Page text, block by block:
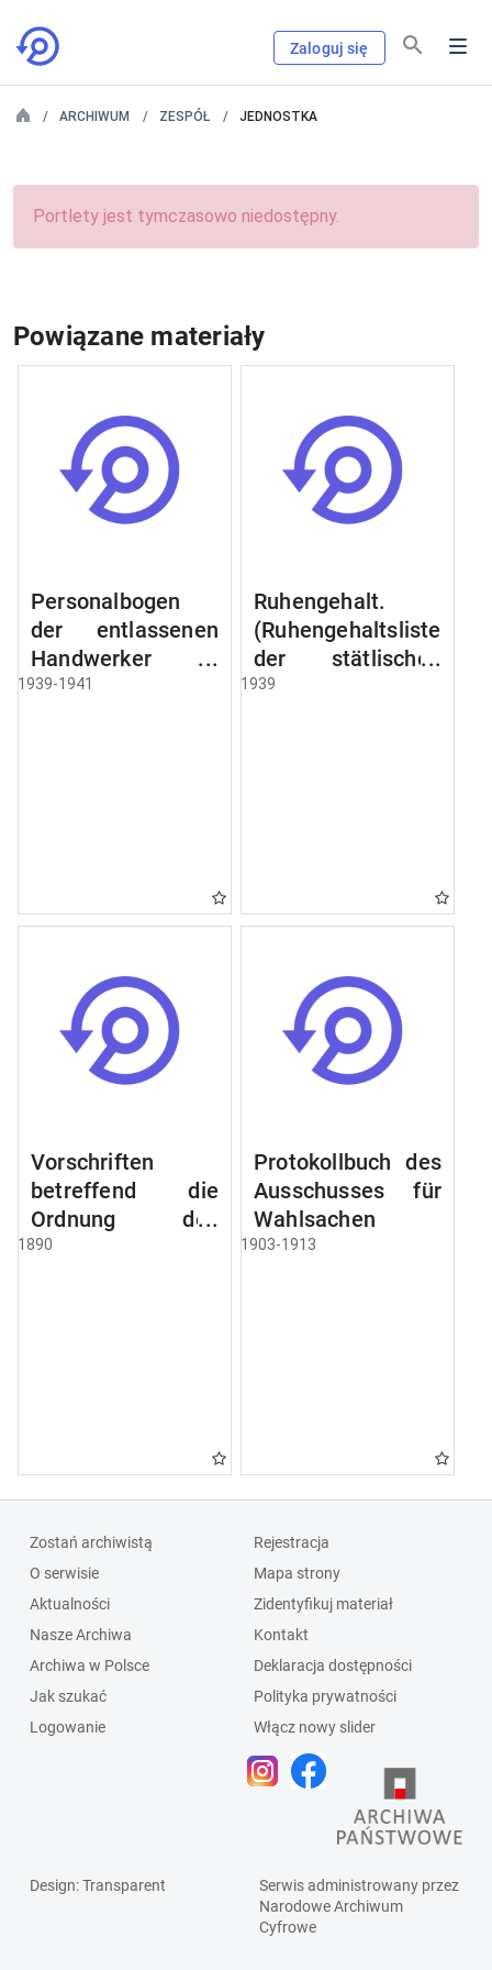
Zaloguj się
ARCHIWUM ZESPÓŁ JEDNOSTKA
Portlety jest tymczasowo niedostępny.
Powiązane materiały
Personalbogen
der entlassenen
Handwerker u.
Arbeiter des
1939-1941
Ruhengehalt.
(Ruhengehaltsliste
der stätlischen
Beamten u.
Raczyński! Schen
Bibliothek).
1939
Vorschriften
betreffend die
Ordnung des
Geschäftsganges
1890
Protokollbuch des
Ausschusses für
Wahlsachen
1903-1913
Zostań archiwistą
O serwisie
Aktualności
Nasze Archiwa
Archiwa w Polsce
Jak szukać
Logowanie
Rejestracja
Mapa strony
Zidentyfikuj materiał
Kontakt
Deklaracja dostępności
Polityka prywatności
Włącz nowy slider
Design: Transparent
Serwis administrowany przez
Narodowe Archiwum
Cyfrowe